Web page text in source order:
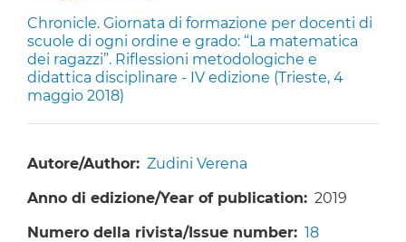
Chronicle. Giornata di formazione per docenti di
scuole di ogni ordine e grado: “La matematica
dei ragazzi”. Riflessioni metodologiche e
didattica disciplinare - IV edizione (Trieste, 4
maggio 2018)
Autore/Author
Zudini Verena
Anno di edizione/Year of publication
2019
Numero della rivista/Issue number
18